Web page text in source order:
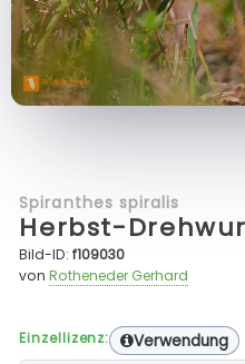
Spiranthes spiralis
Herbst-
Bild-ID:f109030
vonRotheneder Gerhard
Einzellizenz: Verwendung